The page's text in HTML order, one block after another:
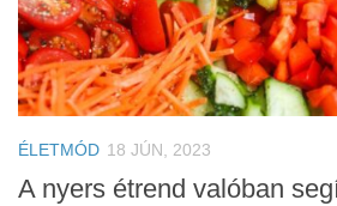
ÉLETMÓD 18 JÚN, 2023
A nyers étrend valóban